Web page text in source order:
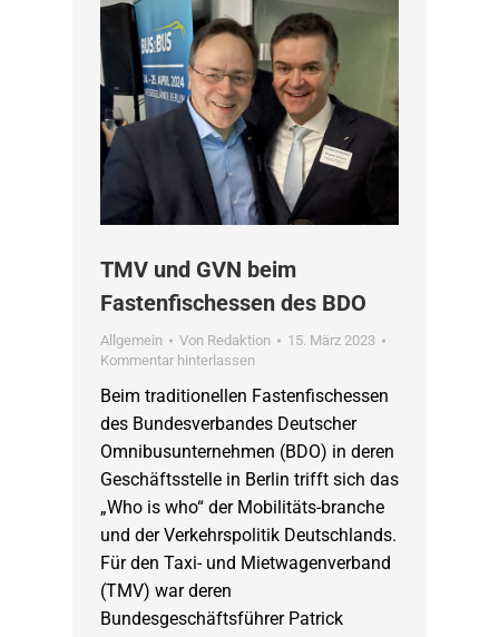
TMV und GVN beim
Fastenfischessen des BDO
Allgemein Von Redaktion
15. März 2023
Kommentar hinterlassen
Beim traditionellen Fastenfischessen
des Bundesverbandes Deutscher
Omnibusunternehmen (BDO) in deren
Geschäftsstelle in Berlin trifft sich das
„Who is who“ der Mobilitäts-branche
und der Verkehrspolitik Deutschlands.
Für den Taxi- und Mietwagenverband
(TMV) war deren
Bundesgeschäftsführer Patrick